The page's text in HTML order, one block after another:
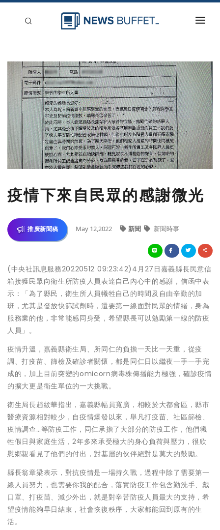
新聞稿分類
登入
刊登
疫情下來自民眾的感謝微光
推廣新聞稿 May 12,2022 新聞 新聞時事
(中央社訊息服務20220512 09:23:42)4月27日嘉義縣長民意信
箱接獲民眾向衛生所防疫人員表達自己內心中的感謝，信函中表
示：「為了縣民，衛生所人員犧牲自己的時間及自由辛勤的加
班，尤其是發放快篩試劑時，還要第一線面對民眾的情緒，身為
服務業的他，非常能感同身受，希望縣長可以勉勵第一線的防疫
人員」。
疫情升溫，嘉義縣衛生局、所同仁的負擔一天比一天重，從疫
調、打疫苗、篩檢及確診者關懷，都是同仁日以繼夜一手一手完
成的，加上目前突變的omicorn病毒株傳播能力極強，確診疫情
的擴大更是衛生單位的一大挑戰。
衛生局長趙紋華指出，嘉義縣幅員寬廣，相較於大都會區，縣市
醫療資源相對較少，自疫情爆發以來，舉凡打疫苗、社區篩檢、
疫情調查…等防疫工作，同仁承擔了大部分的防疫工作，他們犧
牲假日與家庭生活，2年多來承受極大的身心負荷與壓力，很欣
慰鄉親看見了他們的付出，對基層的伙伴絕對是莫大的鼓勵。
縣長翁章梁表示，對抗疫情是一場持久戰，過程中除了需要第一
線人員努力，也需要你我的配合，落實防疫工作包含勤洗手、戴
口罩、打疫苗、減少外出，就是對辛苦防疫人員最大的支持，希
望疫情能夠早日結束，社會恢復秩序，大家都能回到原有的生
活。